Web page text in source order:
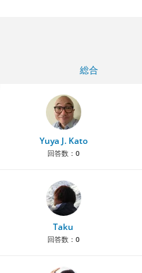
総合
Yuya J. Kato
回答数： 0
Taku
回答数： 0